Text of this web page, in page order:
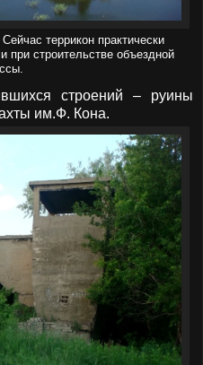
террикон практически
при строительстве объездной
строений – руины
им.Ф. Кона.